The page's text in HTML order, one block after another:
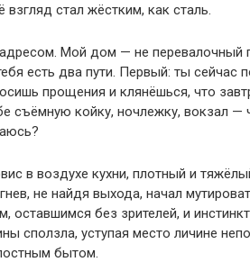
стал жёстким, как сталь.
Мой дом — не перевалочный
есть два пути. Первый: ты
прощения и клянёшься, что
съёмную койку, ночлежку, вокзал —
в воздухе кухни, плотный и
не найдя выхода, начал
оставшимся без зрителей, и
сползла, уступая место личине
бытом.